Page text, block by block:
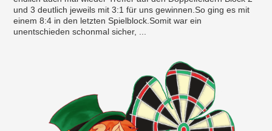
und 3 deutlich jeweils mit 3:1 für uns gewinnen.So ging es mit
einem 8:4 in den letzten Spielblock.Somit war ein
unentschieden schonmal sicher, ...